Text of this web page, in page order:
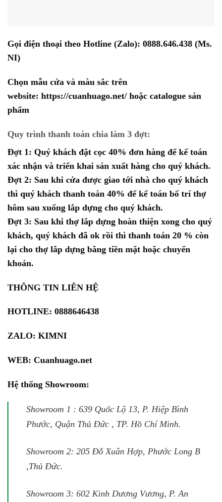
Gọi điện thoại theo Hotline (Zalo): 0888.646.438 (Ms.
NI)
Chọn mẫu cửa và màu sắc trên
website: https://cuanhuago.net/ hoặc catalogue sản
phẩm
Quy trình thanh toán chia làm 3 đợt:
Đợt 1: Quý khách đặt cọc 40% đơn hàng để kế toán
xác nhận và triển khai sản xuất hàng cho quý khách.
Đợt 2: Sau khi cửa được giao tới nhà cho quý khách
thì quý khách thanh toán 40% để kế toán bố trí thợ
hôm sau xuống lắp dựng cho quý khách.
Đợt 3: Sau khi thợ lắp dựng hoàn thiện xong cho quý
khách, quý khách đã ok rồi thì thanh toán 20 % còn
lại cho thợ lắp dựng bằng tiền mặt hoặc chuyển
khoản.
THÔNG TIN LIÊN HỆ
HOTLINE: 0888646438
ZALO: KIMNI
WEB: Cuanhuago.net
Hệ thống Showroom:
Showroom 1 : 639 Quốc Lộ 13, P. Hiệp Bình
Phước, Quận Thủ Đức , TP. Hồ Chí Minh.
Showroom 2: 205 Đỗ Xuân Hợp, Phước Long B
,Thủ Đức.
Showroom 3: 602 Kinh Dương Vương, P. An